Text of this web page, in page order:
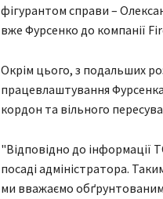
фігурантом справи –
вже Фурсенко до компанії
Окрім цього, з подальших
працевлаштування
кордон та вільного
"Відповідно до інформації
посаді адміністратора.
ми вважаємо обґрунтованим